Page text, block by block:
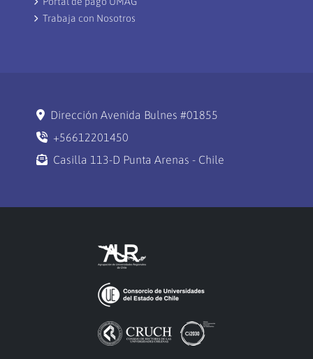
Trabaja con Nosotros
Dirección Avenida Bulnes #01855
+56612201450
Casilla 113-D Punta Arenas - Chile